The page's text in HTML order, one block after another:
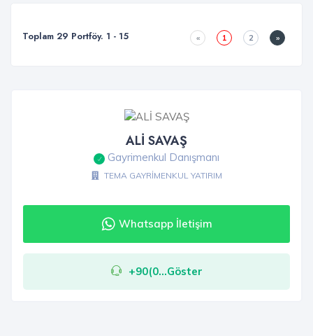
Toplam 29 Portföy. 1 - 15 « 1 2 »
ALİ SAVAŞ
Gayrimenkul Danışmanı
TEMA GAYRİMENKUL YATIRIM
Whatsapp İletişim
+90(0...Göster